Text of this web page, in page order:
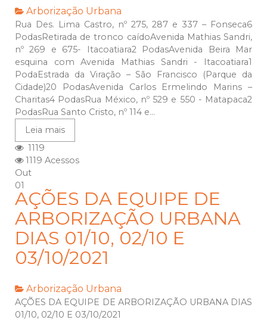
Arborização Urbana
Rua Des. Lima Castro, nº 275, 287 e 337 – Fonseca6
PodasRetirada de tronco caídoAvenida Mathias Sandri,
nº 269 e 675- Itacoatiara2 PodasAvenida Beira Mar
esquina com Avenida Mathias Sandri - Itacoatiara1
PodaEstrada da Viração – São Francisco (Parque da
Cidade)20 PodasAvenida Carlos Ermelindo Marins –
Charitas4 PodasRua México, nº 529 e 550 - Matapaca2
PodasRua Santo Cristo, nº 114 e...
Leia mais
1119
1119 Acessos
Out
01
AÇÕES DA EQUIPE DE
ARBORIZAÇÃO URBANA
DIAS 01/10, 02/10 E
03/10/2021
Arborização Urbana
AÇÕES DA EQUIPE DE ARBORIZAÇÃO URBANA DIAS
01/10, 02/10 E 03/10/2021